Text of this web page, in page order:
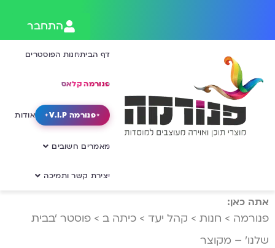
התחבר
דף הביתחנות הפוסטרים
פנורמה קלאס
פנורמה V.I.P אודות
מאמרים חשובים
יצירת קשר ותמיכה
אתה כאן:
פנורמה > חנות > קהל יעד > כיתה ב > פוסטר ‘בבית
שלנו’ – מקוצר